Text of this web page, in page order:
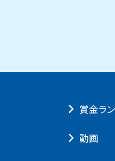
賞⾦ラ
動画